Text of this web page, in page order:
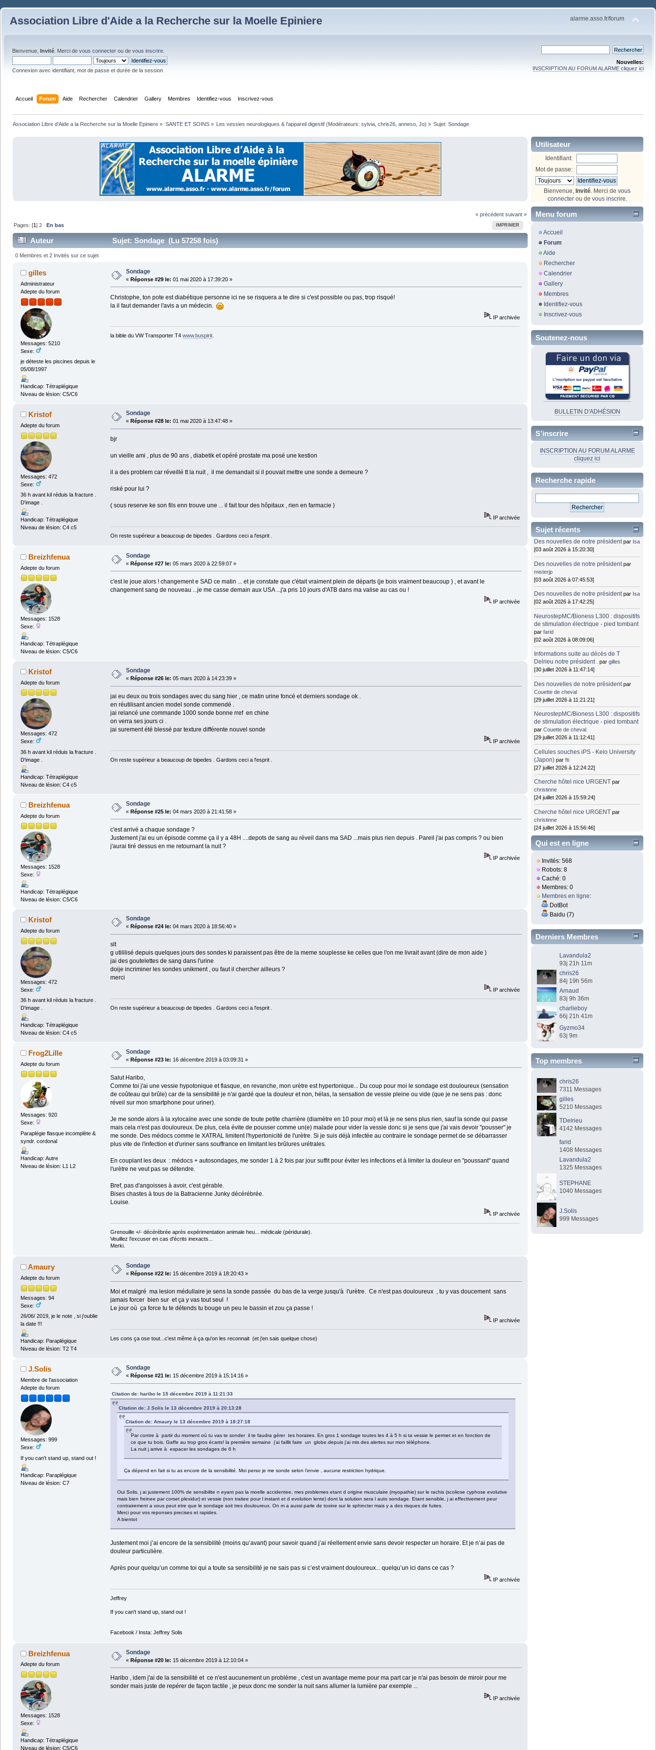
Association Libre d'Aide a la Recherche sur la Moelle Epiniere alarme.asso.fr/forum
Bienvenue, Invité . Merci de vous connecter ou de vous inscrire
Connexion avec identifiant, mot de passe et durée de la session
Nouvelles:
INSCRIPTION AU FORUM ALARME cliquez ici
Accueil Forum Aide Rechercher Calendrier Gallery Membres Identifiez-vous Inscrivez-vous
Association Libre d'Aide a la Recherche sur la Moelle Epiniere » SANTE ET SOINS» Les vessies neurologiques & l'appareil digestif(Modérateurs: sylvia, chris26, anneso, Jo) » Sujet:Sondage
« précédent suivant »
IMPRIMER
Pages: [1]2 En bas
Auteur Sujet: Sondage (Lu 57258 fois)
0 Membres et 2 Invités sur ce sujet
gilles
Administrateur
Adepte du forum
Messages: 5210
Sexe:
je déteste les piscines depuis le
05/08/1997
Handicap: Tétraplégique
Niveau de lésion: C5/C6
Sondage
« Réponse #29 le: 01 mai 2020 à 17:39:20 »
Christophe, ton pote est diabétique personne ici ne se risquera a te dire si c'est possible ou pas, trop risqué!
la il faut demander l'avis a un médecin.
IP archivée
la bible du VW Transporter T4 www.buspirit.
Kristof
Adepte du forum
Messages: 472
Sexe:
36 h avant kil réduis la fracture .
D'image .
Handicap: Tétraplégique
Niveau de lésion: C4 c5
Sondage
« Réponse #28 le: 01 mai 2020 à 13:47:48 »
bjr
un vieille ami , plus de 90 ans , diabetik et opéré prostate ma posé une kestion
il a des problem car réveillé tt la nuit , il me demandait si il pouvait mettre une sonde a demeure ?
riské pour lui ?
( sous reserve ke son fils enn trouve une ... il fait tour des hôpitaux , rien en farmacie )
IP archivée
On reste supérieur a beaucoup de bipedes . Gardons ceci a l'esprit .
Breizhfenua
Adepte du forum
Messages: 1528
Sexe:
Handicap: Tétraplégique
Niveau de lésion: C5/C6
Sondage
« Réponse #27 le: 05 mars 2020 à 22:59:07 »
c'est le joue alors ! changement e SAD ce matin ... et je constate que c'était vraiment plein de départs (je bois vraiment beaucoup ) , et avant le
changement sang de nouveau ...je me casse demain aux USA ...j'a pris 10 jours d'ATB dans ma valise au cas ou !
IP archivée
Kristof
Adepte du forum
Messages: 472
Sexe:
36 h avant kil réduis la fracture .
D'image .
Handicap: Tétraplégique
Niveau de lésion: C4 c5
Sondage
« Réponse #26 le: 05 mars 2020 à 14:23:39 »
jai eu deux ou trois sondages avec du sang hier , ce matin urine foncé et derniers sondage ok .
en réutilisant ancien model sonde commendé .
jai relancé une commande 1000 sonde bonne rref en chine
on verra ses jours ci .
jai surement été blessé par texture différente nouvel sonde
IP archivée
On reste supérieur a beaucoup de bipedes . Gardons ceci a l'esprit .
Breizhfenua
Adepte du forum
Messages: 1528
Sexe:
Handicap: Tétraplégique
Niveau de lésion: C5/C6
Sondage
« Réponse #25 le: 04 mars 2020 à 21:41:58 »
c'est arrivé a chaque sondage ?
Justement j'ai eu un épisode comme ça il y a 48H ....depots de sang au réveil dans ma SAD ...mais plus rien depuis . Pareil j'ai pas compris ? ou bien
j'aurai tiré dessus en me retournant la nuit ?
IP archivée
Kristof
Adepte du forum
Messages: 472
Sexe:
36 h avant kil réduis la fracture .
D'image .
Handicap: Tétraplégique
Niveau de lésion: C4 c5
Sondage
« Réponse #24 le: 04 mars 2020 à 18:56:40 »
slt
g utililisé depuis quelques jours des sondes ki paraissent pas être de la meme souplesse ke celles que l'on me livrait avant (dire de mon aide )
jai des goutelettes de sang dans l'urine
doije incriminer les sondes unikment , ou faut il chercher ailleurs ?
merci
IP archivée
On reste supérieur a beaucoup de bipedes . Gardons ceci a l'esprit .
Frog2Lille
Adepte du forum
Messages: 920
Sexe:
Paraplégie flasque incomplète &
syndr. cordonal
Handicap: Autre
Niveau de lésion: L1 L2
Sondage
« Réponse #23 le: 16 décembre 2019 à 03:09:31 »
Salut Haribo,
Comme toi j'ai une vessie hypotonique et flasque, en revanche, mon urètre est hypertonique... Du coup pour moi le sondage est douloureux (sensation
de coûteau qui brûle) car de la sensibilité je n'ai gardé que la douleur et non, hélas, la sensation de vessie pleine ou vide (que je ne sens pas : donc
réveil sur mon smartphone pour uriner).
Je me sonde alors à la xylocaïne avec une sonde de toute petite charrière (diamètre en 10 pour moi) et là je ne sens plus rien, sauf la sonde qui passe
mais cela n'est pas douloureux. De plus, cela évite de pousser comme un(e) malade pour vider la vessie donc si je sens que j'ai vais devoir "pousser" je
me sonde. Des médocs comme le XATRAL limitent l'hypertonicité de l'urètre. Si je suis déjà infectée au contraire le sondage permet de se débarrasser
plus vite de l'infection et d'uriner sans souffrance en limitant les brûlures urétrales.
En couplant les deux : médocs + autosondages, me sonder 1 à 2 fois par jour suffit pour éviter les infections et à limiter la douleur en "poussant" quand
l'urètre ne veut pas se détendre.
Bref, pas d'angoisses à avoir, c'est gérable.
Bises chastes à tous de la Batracienne Junky décérébrée.
Louise.
IP archivée
Grenouille +/- décérébrée après expérimentation animale heu... médicale (péridurale).
Veuillez l'excuser en cas d'écrits inexacts...
Merki.
Amaury
Adepte du forum
Messages: 94
Sexe:
26/06/ 2019, je le note , si j’oublie
la date !!!
Handicap: Paraplégique
Niveau de lésion: T2 T4
Sondage
« Réponse #22 le: 15 décembre 2019 à 18:20:43 »
Moi et malgré ma lesion médullaire je sens la sonde passée du bas de la verge jusqu'à l'urètre. Ce n'est pas douloureux , tu y vas doucement sans
jamais forcer bien sur et ça y vas tout seul !
Le jour où ça force tu te détends tu bouge un peu le bassin et zou ça passe !
IP archivée
Les cons ça ose tout...c'est même à ça qu'on les reconnait (et j'en sais quelque chose)
J.Solis
Membre de l'association
Adepte du forum
Messages: 999
Sexe:
If you can't stand up, stand out !
Handicap: Paraplégique
Niveau de lésion: C7
Sondage
« Réponse #21 le: 15 décembre 2019 à 15:14:16 »
Citation de: haribo le 15 décembre 2019 à 11:21:33
Citation de: J.Solis le 13 décembre 2019 à 20:13:28
Citation de: Amaury le 13 décembre 2019 à 18:27:18
Par contre à partir du moment où tu vas te sonder il te faudra gérer tes horaires. En gros 1 sondage toutes les 4 à 5 h si ta vessie le permet et en fonction de
ce que tu bois. Gaffe au trop gros écarts! la première semaine j'ai faillit faire un globe.depuis j'ai mis des alertes sur mon téléphone.
La nuit j arrive à espacer les sondages de 6 h
Ça dépend en fait si tu as encore de la sensibilité. Moi perso je me sonde selon l’envie , aucune restriction hydrique.
Oui Solis, j ai justement 100% de sensibilite n eyant pas la moelle accidentee, mes problemes etant d origine musculaire (myopathie) sur le rachis (scoliose cyphose evolutive
mais bien freinee par corset plexidur) et vessie (non traitee pour l instant et d evolution lente) dont la solution sera l auto sondage. Etant sensible, j ai effectivement peur
contrairement a vous peut etre que le sondage soit tres douloureux. On m a aussi parle de toxine sur le sphincter mais y a des risques de fuites.
Merci pour vos reponses precises et rapides.
A bientot
Justement moi j’ai encore de la sensibilité (moins qu’avant) pour savoir quand j’ai réellement envie sans devoir respecter un horaire. Et je n’ai pas de
douleur particulière.
Après pour quelqu’un comme toi qui a toute sa sensibilité je ne sais pas si c’est vraiment douloureux... quelqu’un ici dans ce cas ?
IP archivée
Jeffrey
If you can't stand up, stand out !
Facebook / Insta: Jeffrey Solis
Breizhfenua
Adepte du forum
Messages: 1528
Sexe:
Handicap: Tétraplégique
Niveau de lésion: C5/C6
Sondage
« Réponse #20 le: 15 décembre 2019 à 12:10:04 »
Haribo , idem j'ai de la sensibilité et ce n'est aucunement un problème , c'est un avantage meme pour ma part car je n'ai pas besoin de miroir pour me
sonder mais juste de repérer de façon tactile , je peux donc me sonder la nuit sans allumer la lumière par exemple ...
IP archivée
Utilisateur
Identifiant:
Mot de passe:
Bienvenue, Invité . Merci de vous
connecterou de vous inscrire
Menu forum
Accueil
Forum
Aide
Rechercher
Calendrier
Gallery
Membres
Identifiez-vous
Inscrivez-vous
Soutenez-nous
BULLETIN D'ADHÉSION
S'inscrire
INSCRIPTION AU FORUM ALARME
cliquez ici
Recherche rapide
Sujet récents
Des nouvelles de notre président par Isa
[03 août 2026 à 15:20:30]
Des nouvelles de notre président par
misterjp
[03 août 2026 à 07:45:53]
Des nouvelles de notre président par Isa
[02 août 2026 à 17:42:25]
NeurostepMC/Bioness L300 : dispositifs
de stimulation électrique - pied tombant
parfarid
[02 août 2026 à 08:09:06]
Informations suite au décès de T
Delrieu notre président . pargilles
[30 juillet 2026 à 11:47:14]
Des nouvelles de notre président par
Couette de cheval
[29 juillet 2026 à 11:21:21]
NeurostepMC/Bioness L300 : dispositifs
de stimulation électrique - pied tombant
parCouette de cheval
[29 juillet 2026 à 11:12:41]
Cellules souches iPS - Keio University
(Japon) parfti
[27 juillet 2026 à 12:24:22]
Cherche hôtel nice URGENT par
christinne
[24 juillet 2026 à 15:59:24]
Cherche hôtel nice URGENT par
christinne
[24 juillet 2026 à 15:56:46]
Qui est en ligne
Invités: 568
Robots: 8
Caché: 0
Membres: 0
Membres en ligne:
DotBot
Baidu (7)
Derniers Membres
Lavandula2
93j 21h 11m
chris26
84j 19h 56m
Arnaud
83j 9h 36m
charlieboy
66j 21h 41m
Gyzmo34
63j 9m
Top membres
chris26
7311 Messages
gilles
5210 Messages
TDelrieu
4142 Messages
farid
1408 Messages
Lavandula2
1325 Messages
STEPHANE
1040 Messages
J.Solis
999 Messages